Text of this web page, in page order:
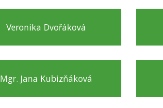
Veronika Dvořáková
Mgr. Jana Kubizňáková